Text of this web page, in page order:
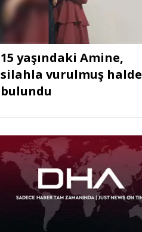
15 yaşındaki Amine,
silahla vurulmuş halde
bulundu